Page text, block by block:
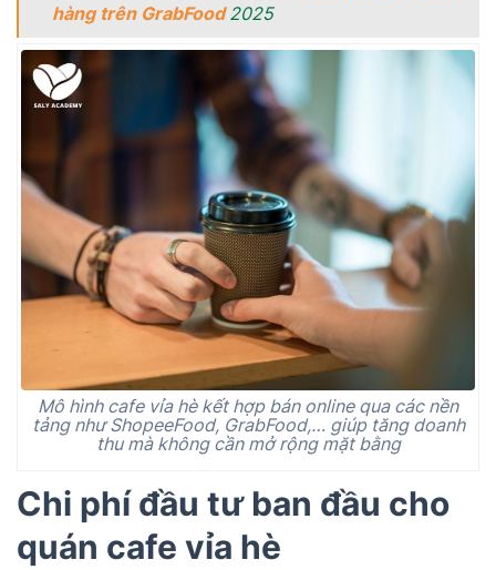
hàng trên GrabFood2025
Mô hình cafe vỉa hè kết hợp bán online qua các nền
tảng như ShopeeFood, GrabFood,… giúp tăng doanh
thu mà không cần mở rộng mặt bằng
Chi phí đầu tư ban đầu cho
quán cafe vỉa hè